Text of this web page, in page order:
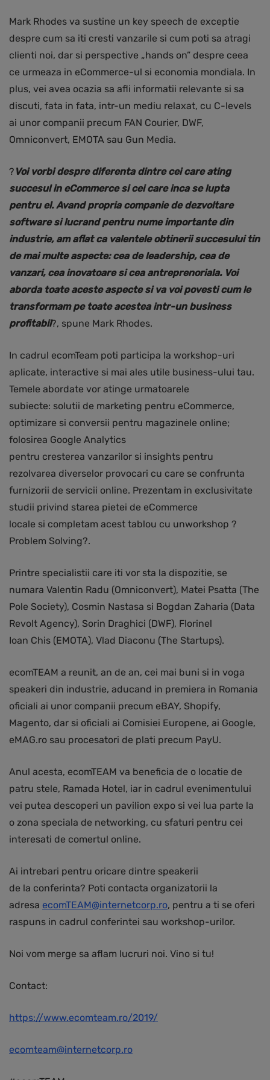
Mark Rhodes va sustine un key speech de exceptie
despre cum sa iti cresti vanzarile si cum poti sa atragi
clienti noi, dar si perspective „hands on” despre ceea
ce urmeaza in eCommerce-ul si economia mondiala. In
plus, vei avea ocazia sa afli informatii relevante si sa
discuti, fata in fata, intr-un mediu relaxat, cu C-levels
ai unor companii precum FAN Courier, DWF,
Omniconvert, EMOTA sau Gun Media.
? Voi vorbi despre diferenta dintre cei care ating
succesul in eCommerce si cei care inca se lupta
pentru el. Avand propria companie de dezvoltare
software si lucrand pentru nume importante din
industrie, am aflat ca valentele obtinerii succesului tin
de mai multe aspecte: cea de leadership, cea de
vanzari, cea inovatoare si cea antreprenoriala. Voi
aborda toate aceste aspecte si va voi povesti cum le
transformam pe toate acestea intr-un business
profitabil?, spune Mark Rhodes.
In cadrul ecomTeam poti participa la workshop-uri
aplicate, interactive si mai ales utile business-ului tau.
Temele abordate vor atinge urmatoarele
subiecte: solutii de marketing pentru eCommerce,
optimizare si conversii pentru magazinele online;
folosirea Google Analytics
pentru cresterea vanzarilor si insights pentru
rezolvarea diverselor provocari cu care se confrunta
furnizorii de servicii online. Prezentam in exclusivitate
studii privind starea pietei de eCommerce
locale si completam acest tablou cu unworkshop ?
Problem Solving?.
Printre specialistii care iti vor sta la dispozitie, se
numara Valentin Radu (Omniconvert), Matei Psatta (The
Pole Society), Cosmin Nastasa si Bogdan Zaharia (Data
Revolt Agency), Sorin Draghici (DWF), Florinel
Ioan Chis (EMOTA), Vlad Diaconu (The Startups).
ecomTEAM a reunit, an de an, cei mai buni si in voga
speakeri din industrie, aducand in premiera in Romania
oficiali ai unor companii precum eBAY, Shopify,
Magento, dar si oficiali ai Comisiei Europene, ai Google,
eMAG.ro sau procesatori de plati precum PayU.
Anul acesta, ecomTEAM va beneficia de o locatie de
patru stele, Ramada Hotel, iar in cadrul evenimentului
vei putea descoperi un pavilion expo si vei lua parte la
o zona speciala de networking, cu sfaturi pentru cei
interesati de comertul online.
Ai intrebari pentru oricare dintre speakerii
de la conferinta? Poti contacta organizatorii la
adresa ecomTEAM@internetcorp.ro, pentru a ti se oferi
raspuns in cadrul conferintei sau workshop-urilor.
Noi vom merge sa aflam lucruri noi. Vino si tu!
Contact:
https://www.ecomteam.ro/2019/
ecomteam@internetcorp.ro